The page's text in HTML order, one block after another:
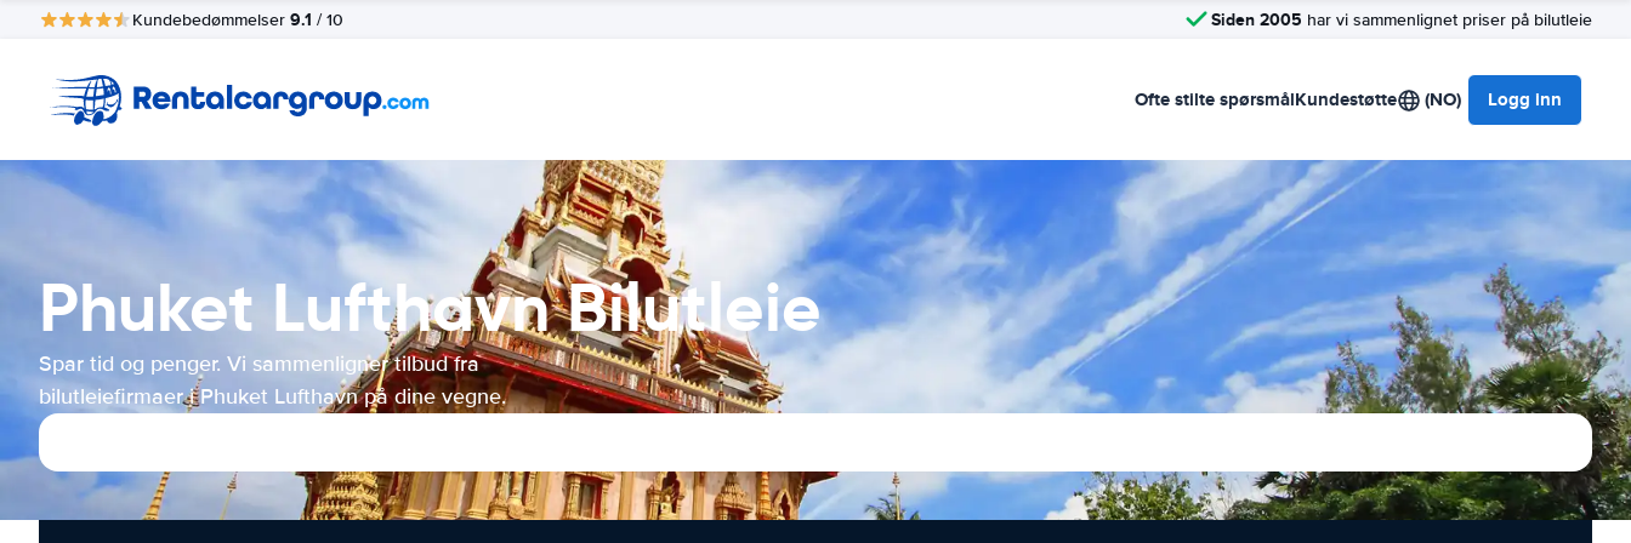
Kundebedømmelser 9.1 / 10 Siden 2005 har vi sammenlignet priser på bilutleie
Ofte stilte spørsmålKundestøtte (NO) Logg inn
Phuket Lufthavn Bilutleie
Spar tid og penger. Vi sammenligner tilbud fra
bilutleiefirmaer i Phuket Lufthavn på dine vegne.